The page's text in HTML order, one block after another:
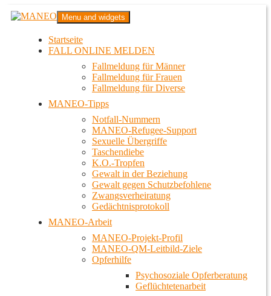
Zum
InhaltMANEO
Das schwule Anti-Gewalt-Projekt in Berlin
Menu and widgets
Startseite
FALL ONLINE MELDEN
Fallmeldung für Männer
Fallmeldung für Frauen
Fallmeldung für Diverse
MANEO-Tipps
Notfall-Nummern
MANEO-Refugee-Support
Sexuelle Übergriffe
Taschendiebe
K.O.-Tropfen
Gewalt in der Beziehung
Gewalt gegen Schutzbefohlene
Zwangsverheiratung
Gedächtnisprotokoll
MANEO-Arbeit
MANEO-Projekt-Profil
MANEO-QM-Leitbild-Ziele
Opferhilfe
Psychosoziale Opferberatung
Geflüchtetenarbeit